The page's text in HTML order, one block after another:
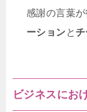
感謝の言葉が
ーションとチ
ビジネスにお